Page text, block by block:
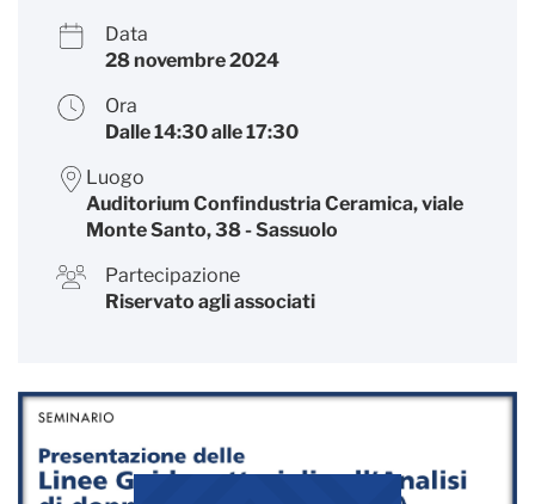
Data
28 novembre 2024
Ora
Dalle 14:30 alle 17:30
Luogo
Auditorium Confindustria Ceramica, viale
Monte Santo, 38 - Sassuolo
Partecipazione
Riservato agli associati